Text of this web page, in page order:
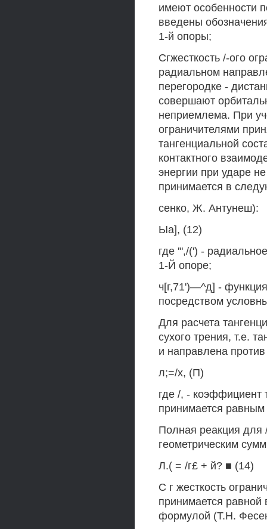
имеют особенности
введены
1-й опоры;
Сгжесткость /-ого
радиальном
перегородке -
совершают
неприемлема. При
ограничителями
тангенциальной
контактного
энергии при ударе
принимается в
сенко, Ж. Антунеш):
Ыа], (12)
где '",/(') -
1-Й опоре;
ч[г,71')—^д] -
посредством
Для расчета
сухого трения, т.е.
и направлена
л;=/х, (П)
где /, - коэффициент
принимается
Полная реакция для
геометрическим
Л.( = /г£ + й? ■ (14)
С г жесткость
принимается равной
формулой (Т.Н.